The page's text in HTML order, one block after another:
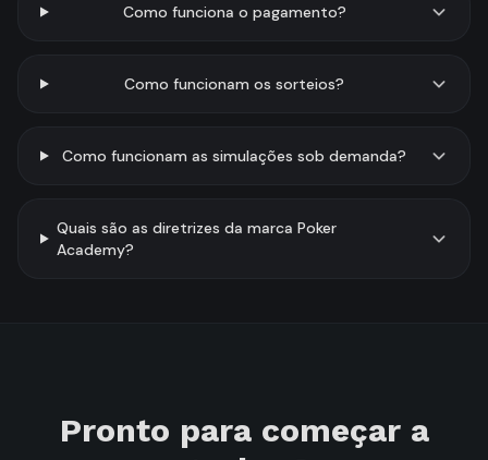
Como funciona o pagamento?
Como funcionam os sorteios?
Como funcionam as simulações sob demanda?
Quais são as diretrizes da marca Poker
Academy?
Pronto para começar a